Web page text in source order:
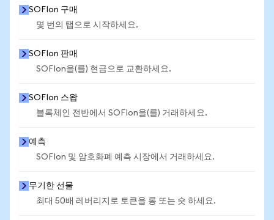
SOFIon 구매
몇 번의 탭으로 시작하세요.
SOFIon 판매
SOFIon을(를) 현금으로 교환하세요.
SOFIon 스왑
블록체인 전반에서 SOFIon을(를) 거래하세요.
예측
SOFIon 및 암호화폐 예측 시장에서 거래하세요.
무기한 선물
최대 50배 레버리지로 토큰을 롱 또는 숏 하세요.